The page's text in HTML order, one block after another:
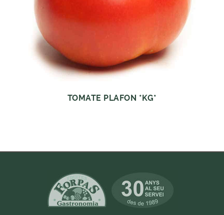
TOMATE PLAFON *KG*